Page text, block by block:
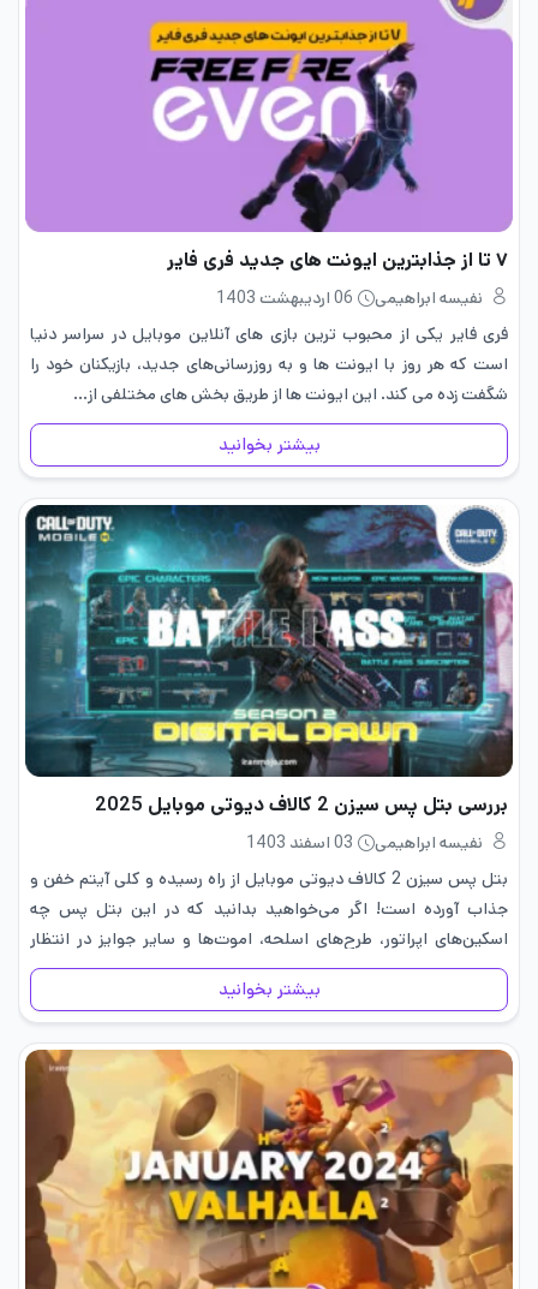
۷ تا از جذابترین ایونت های جدید فری فایر
نفیسه ابراهیمی
06 اردیبهشت 1403
فری فایر یکی از محبوب ‌ترین بازی ‌های آنلاین موبایل در سراسر دنیا
است که هر روز با ایونت‌ ها و به ‌روزرسانی‌های جدید، بازیکنان خود را
شگفت ‌زده می ‌کند. این ایونت ‌ها از طریق بخش ‌های مختلفی از…
بیشتر بخوانید
بررسی بتل پس سیزن 2 کالاف دیوتی موبایل 2025
نفیسه ابراهیمی
03 اسفند 1403
بتل پس سیزن 2 کالاف دیوتی موبایل از راه رسیده و کلی آیتم خفن و
جذاب آورده است! اگر می‌خواهید بدانید که در این بتل پس چه
اسکین‌های اپراتور، طرح‌های اسلحه، اموت‌ها و سایر جوایز در انتظار
شماست، با ما…
بیشتر بخوانید